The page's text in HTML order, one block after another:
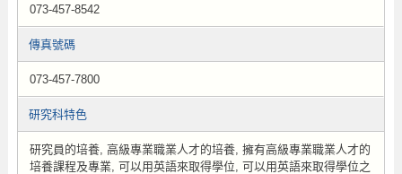
073-457-8542
傳真號碼
073-457-7800
研究科特色
研究員的培養, 高級專業職業人才的培養, 擁有高級專業職業人才的
培養課程及專業, 可以用英語來取得學位, 可以用英語來取得學位之